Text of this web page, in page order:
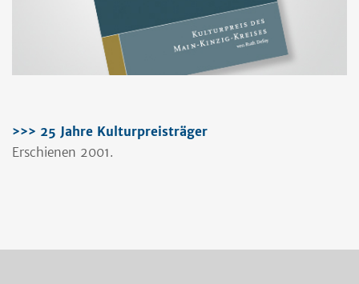
>>> 25 Jahre Kulturpreisträger
Erschienen 2001.